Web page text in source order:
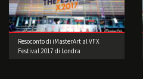
Resoconto di iMasterArt al VFX
Festival 2017 di Londra